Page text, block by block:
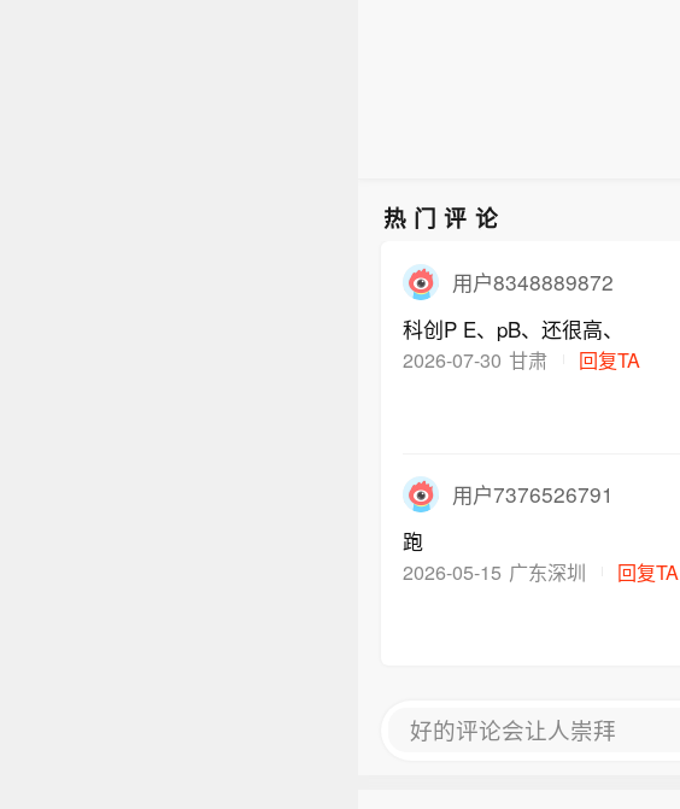
热门评论
用户8348889872
科创P E、pB、还很高、
2026-07-30 甘肃 回复TA
用户7376526791
跑
2026-05-15 广东深圳 回复TA
好的评论会让人崇拜